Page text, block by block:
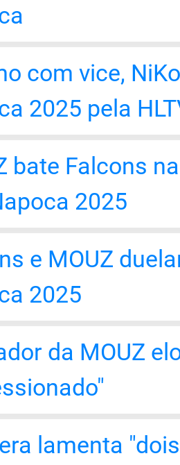
com vice,
2025 pela
bate Falcons
2025
e MOUZ
2025
da MOUZ
lamenta